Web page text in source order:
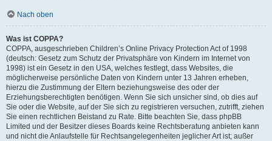
Nach oben
Was ist COPPA?
COPPA, ausgeschrieben Children’s Online Privacy Protection Act of 1998
(deutsch: Gesetz zum Schutz der Privatsphäre von Kindern im Internet von
1998) ist ein Gesetz in den USA, welches festlegt, dass Websites, die
möglicherweise persönliche Daten von Kindern unter 13 Jahren erheben,
hierzu die Zustimmung der Eltern beziehungsweise des oder der
Erziehungsberechtigten benötigen. Wenn Sie sich unsicher sind, ob dies auf
Sie oder die Website, auf der Sie sich zu registrieren versuchen, zutrifft, ziehen
Sie einen rechtlichen Beistand zu Rate. Bitte beachten Sie, dass phpBB
Limited und der Besitzer dieses Boards keine Rechtsberatung anbieten kann
und nicht die Anlaufstelle für Rechtsangelegenheiten jeglicher Art ist; außer